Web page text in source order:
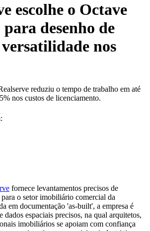
escolhe o Octave
desenho de
nos
reduziu o tempo de trabalho em até
nos custos de licenciamento.
fornece levantamentos precisos de
o setor imobiliário comercial da
em documentação 'as-built', a empresa é
dados espaciais precisos, na qual arquitetos,
imobiliários se apoiam com confiança